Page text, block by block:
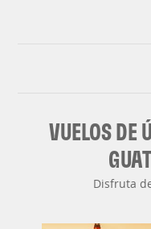
VUELOS DE
Disfruta